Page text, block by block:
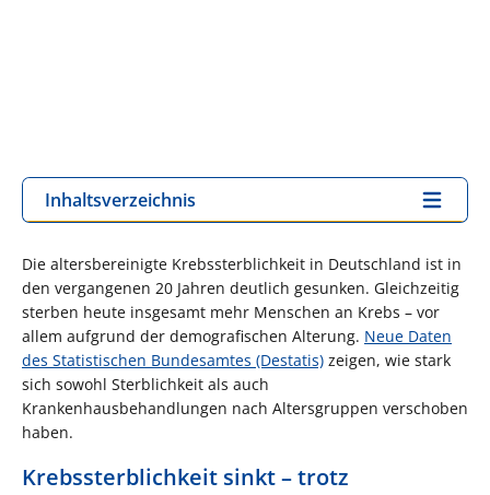
Inhaltsverzeichnis
Die altersbereinigte Krebssterblichkeit in Deutschland ist in
den vergangenen 20 Jahren deutlich gesunken. Gleichzeitig
sterben heute insgesamt mehr Menschen an Krebs – vor
allem aufgrund der demografischen Alterung. Neue Daten
des Statistischen Bundesamtes (Destatis) zeigen, wie stark
sich sowohl Sterblichkeit als auch
Krankenhausbehandlungen nach Altersgruppen verschoben
haben.
Krebssterblichkeit sinkt – trotz